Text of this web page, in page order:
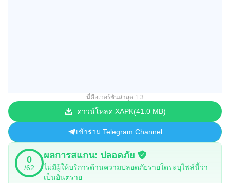
นี่คือเวอร์ชันล่าสุด 1.3
ดาวน์โหลด XAPK 41.0 MB
เข้าร่วม Telegram Channel
0
/62
ผลการสแกน: ปลอดภัย
ไม่มีผู้ให้บริการด้านความปลอดภัยรายใดระบุไฟล์นี้ว่า
เป็นอันตราย